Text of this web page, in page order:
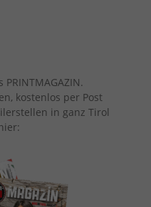
kostenlos per Post
in ganz Tirol